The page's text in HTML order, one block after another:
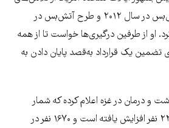
مداوم مصر برای پیشبرد آتش‌بس در سال ۲۰۱۲ و طرح آتش‌بس در
او از طرفین درگیری‌ها خواست تا از همه
تضمین یک قرارداد به‌قصد پایان دادن به
و درمان در غزه اعلام کرده که شمار
کشته‌شدگان فلسطینی به ۲۲۲ نفر افزایش یافته است و ۱۶۷۰ نفر در